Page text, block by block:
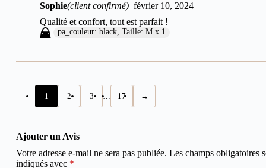
Sophie(client confirmé)–février 10, 2024
Qualité et confort, tout est parfait !
pa_couleur: black, Taille: M x 1
1 2 3 … 17 →
Ajouter un Avis
Votre adresse e-mail ne sera pas publiée. Les champs obligatoires
indiqués avec *